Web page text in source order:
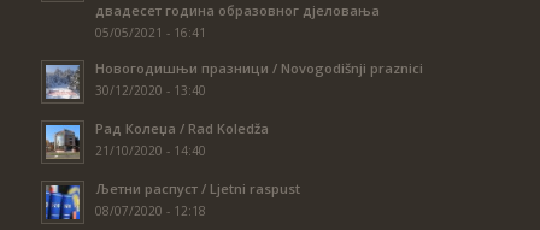
двадесет година образовног дјеловања
05/05/2021 - 16:41
Новогодишњи празници / Novogodišnji praznici
30/12/2020 - 13:40
Рад Колеџа / Rad Koledža
21/10/2020 - 14:40
Љетни распуст / Ljetni raspust
08/07/2020 - 12:18